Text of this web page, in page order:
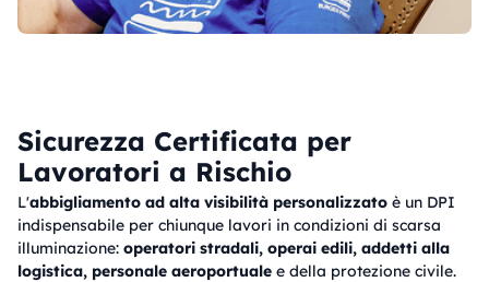
Sicurezza Certificata per
Lavoratori a Rischio
L'abbigliamento ad alta visibilità personalizzato è un DPI
indispensabile per chiunque lavori in condizioni di scarsa
illuminazione: operatori stradali, operai edili, addetti alla
logistica, personale aeroportuale e della protezione civile.